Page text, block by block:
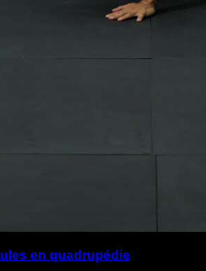
en quadrupédie